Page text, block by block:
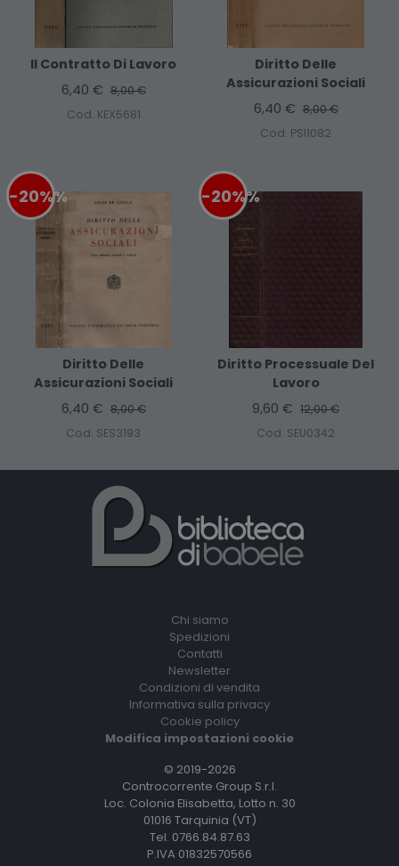
Il Contratto Di Lavoro
6,40 € 8,00 €
Cod. KEX5681
Diritto Delle
Assicurazioni Sociali
6,40 € 8,00 €
Cod. PSI1082
-20%%
Diritto Delle
Assicurazioni Sociali
6,40 € 8,00 €
Cod. SES3193
-20%%
Diritto Processuale Del
Lavoro
9,60 € 12,00 €
Cod. SEU0342
Chi siamo
Spedizioni
Contatti
Newsletter
Condizioni di vendita
Informativa sulla privacy
Cookie policy
Modifica impostazioni cookie
© 2019-2026
Controcorrente Group S.r.l.
Loc. Colonia Elisabetta, Lotto n. 30
01016 Tarquinia (VT)
Tel. 0766.84.87.63
P.IVA 01832570566